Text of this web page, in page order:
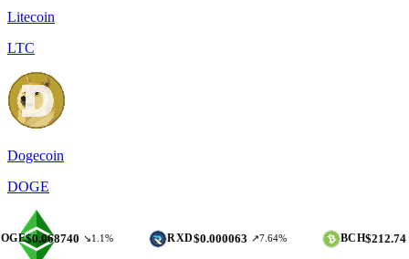
Litecoin
LTC
Dogecoin
DOGE
↘1.1% $0.000063 ↗7.64% $212.74 ↘0.08%